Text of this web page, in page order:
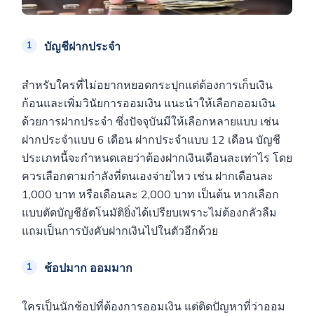
บัญชีฝากประจำ
สำหรับใครที่ไม่อยากหยอดกระปุกแต่ต้องการเก็บเงิน
ก้อนและเพิ่มวินัยการออมเงิน แนะนำให้เลือกออมเงิน
ด้วยการฝากประจำ ซึ่งปัจจุบันมีให้เลือกหลายแบบ เช่น
ฝากประจำแบบ 6 เดือน ฝากประจำแบบ 12 เดือน บัญชี
ประเภทนี้จะกำหนดเลยว่าต้องฝากเงินเดือนละเท่าไร โดย
ควรเลือกตามกำลังที่ตนเองจ่ายไหว เช่น ฝากเดือนละ
1,000 บาท หรือเดือนละ 2,000 บาท เป็นต้น หากเลือก
แบบตัดบัญชีอัตโนมัติยิ่งได้เปรียบเพราะไม่ต้องกลัวลืม
แถมเป็นการบังคับฝากเงินไปในตัวอีกด้วย
ช้อปมาก ออมมาก
ใครเป็นนักช้อปที่ต้องการออมเงิน แต่ติดปัญหาที่ว่าออม